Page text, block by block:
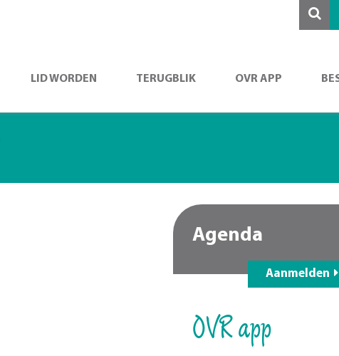
LID WORDEN TERUGBLIK OVR APP
Agenda
Aanmelden
OVR app